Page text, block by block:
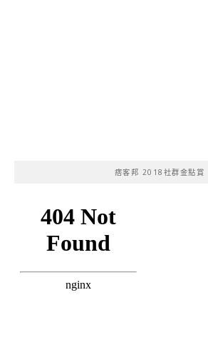
痞客邦 2018社群金點賞